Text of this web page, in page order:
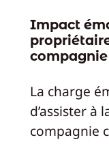
Impact
compagnie
La charge
d’assister à
compagnie